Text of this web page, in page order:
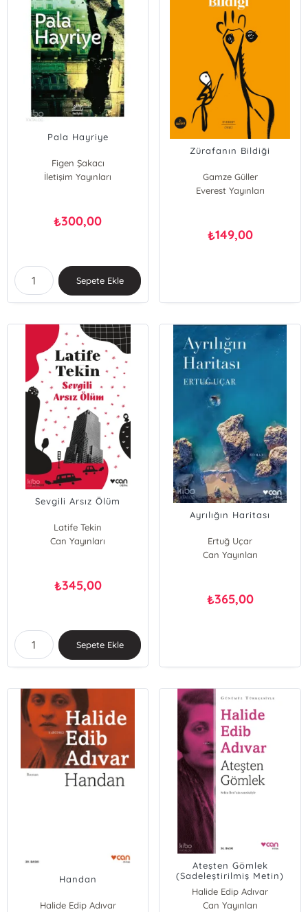
Pala Hayriye
Figen Şakacı
İletişim Yayınları
₺300,00
Sepete Ekle
Zürafanın Bildiği
Gamze Güller
Everest Yayınları
₺149,00
Sevgili Arsız Ölüm
Latife Tekin
Can Yayınları
₺345,00
Sepete Ekle
Ayrılığın Haritası
Ertuğ Uçar
Can Yayınları
₺365,00
Handan
Halide Edip Adıvar
Ateşten Gömlek
(Sadeleştirilmiş Metin)
Halide Edip Adıvar
Can Yayınları